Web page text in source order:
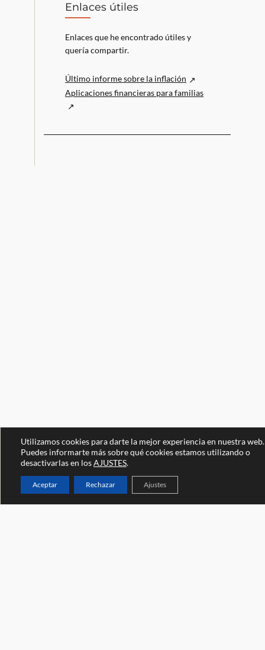
Enlaces útiles
Enlaces que he encontrado útiles y
quería compartir.
Último informe sobre la inflación
Aplicaciones financieras para familias
Utilizamos cookies para darte la mejor experiencia en nuestra web.
Puedes informarte más sobre qué cookies estamos utilizando o
desactivarlas en losAJUSTES.
Aceptar Rechazar Ajustes